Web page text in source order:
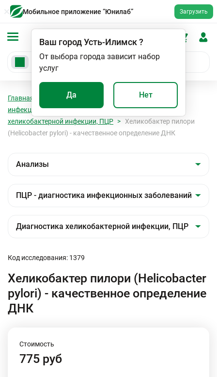
Мобильное приложение “Юнилаб” Загрузить
Ваш городУсть-Илимск?
От выбора города зависит набор
услуг
Да Нет
Главная Анализы
ПЦР - диагностика
инфекционных заболеваний
Диагностика
хеликобактерной инфекции, ПЦР
Хеликобактер пилори
(Helicobacter pylori) - качественное определение ДНК
Код исследования: 1379
Хеликобактер пилори (Helicobacter
pylori) - качественное определение
ДНК
Стоимость
775 руб